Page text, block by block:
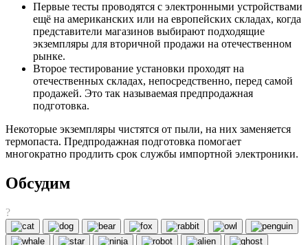
Первые тесты проводятся с электронными устройствами
ещё на американских или на европейских складах, когда
представители магазинов выбирают подходящие
экземпляры для вторичной продажи на отечественном
рынке.
Второе тестирование установки проходят на
отечественных складах, непосредственно, перед самой
продажей. Это так называемая предпродажная
подготовка.
Некоторые экземпляры чистятся от пыли, на них заменяется
термопаста. Предпродажная подготовка помогает
многократно продлить срок службы импортной электроники.
Обсудим
?